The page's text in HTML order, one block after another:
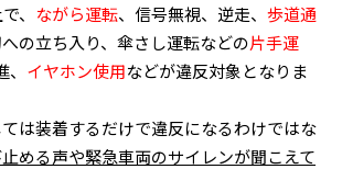
、 ながら運転、信号無視、逆走、 歩道通
の立ち入り、傘さし運転などの片手運
イヤホン使用などが違反対象となりま
は装着するだけで違反になるわけではな
める声や緊急車両のサイレンが聞こえて